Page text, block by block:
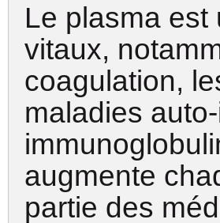
Le plasma est
vitaux,
coagulation,
maladies
augmente
partie des